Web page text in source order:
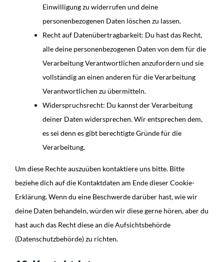
Einwilligung zu widerrufen und deine
personenbezogenen Daten löschen zu lassen.
Recht auf Datenübertragbarkeit: Du hast das Recht,
alle deine personenbezogenen Daten von dem für die
Verarbeitung Verantwortlichen anzufordern und sie
vollständig an einen anderen für die Verarbeitung
Verantwortlichen zu übermitteln.
Widerspruchsrecht: Du kannst der Verarbeitung
deiner Daten widersprechen. Wir entsprechen dem,
es sei denn es gibt berechtigte Gründe für die
Verarbeitung.
Um diese Rechte auszuüben kontaktiere uns bitte. Bitte
beziehe dich auf die Kontaktdaten am Ende dieser Cookie-
Erklärung. Wenn du eine Beschwerde darüber hast, wie wir
deine Daten behandeln, würden wir diese gerne hören, aber du
hast auch das Recht diese an die Aufsichtsbehörde
(Datenschutzbehörde) zu richten.